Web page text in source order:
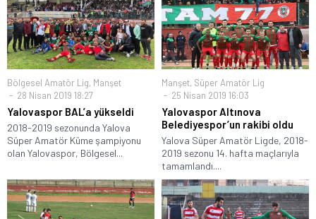
Bölgesel Amatör Lig, Manşet
28 Nisan 2019 18:27
Yalovaspor BAL’a yükseldi
2018-2019 sezonunda Yalova
Süper Amatör Küme şampiyonu
olan Yalovaspor, Bölgesel...
Manşet, Süper Amatör Lig
25 Nisan 2019 16:03
Yalovaspor Altınova
Belediyespor’un rakibi oldu
Yalova Süper Amatör Ligde, 2018-
2019 sezonu 14. hafta maçlarıyla
tamamlandı....